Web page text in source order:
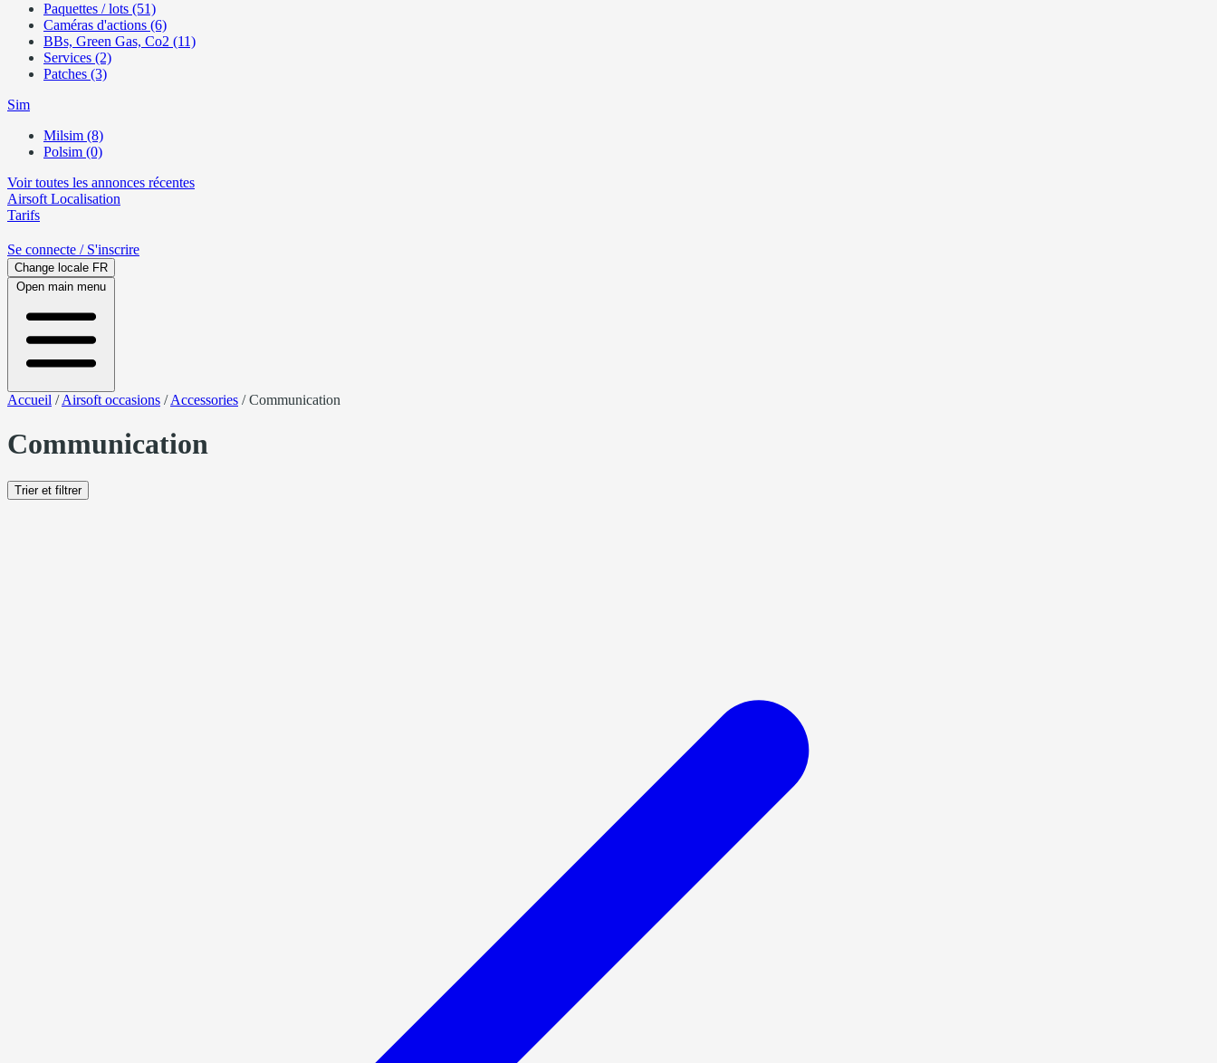
Paquettes / lots (51)
Caméras d'actions (6)
BBs, Green Gas, Co2 (11)
Services (2)
Patches (3)
Sim
Milsim (8)
Polsim (0)
Voir toutes les annonces récentes
Airsoft Localisation
Tarifs
Se connecte / S'inscrire
Change locale FR
Open main menu
Accueil /Airsoft occasions /Accessories /Communication
Communication
Trier et filtrer